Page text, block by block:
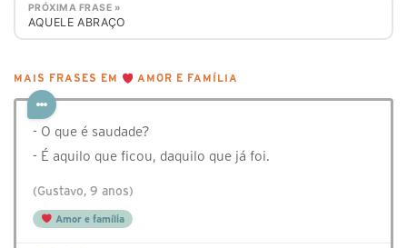
PRÓXIMA FRASE »
AQUELE ABRAÇO
MAIS FRASES EM AMOR E FAMÍLIA
- O que é saudade?
- É aquilo que ficou, daquilo que já foi.
(Gustavo, 9 anos)
Amor e família